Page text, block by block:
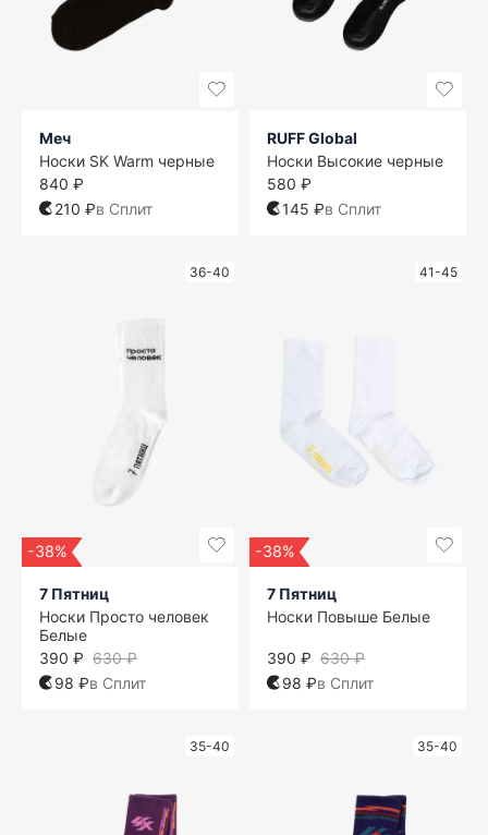
Меч
Носки SK Warm черные
840 ₽
210 ₽в Сплит
RUFF Global
Носки Высокие черные
580 ₽
145 ₽в Сплит
36-40
-38%
7 Пятниц
Носки Просто человек
Белые
630 ₽
390 ₽
98 ₽в Сплит
41-45
-38%
7 Пятниц
Носки Повыше Белые
630 ₽
390 ₽
98 ₽в Сплит
35-40 35-40